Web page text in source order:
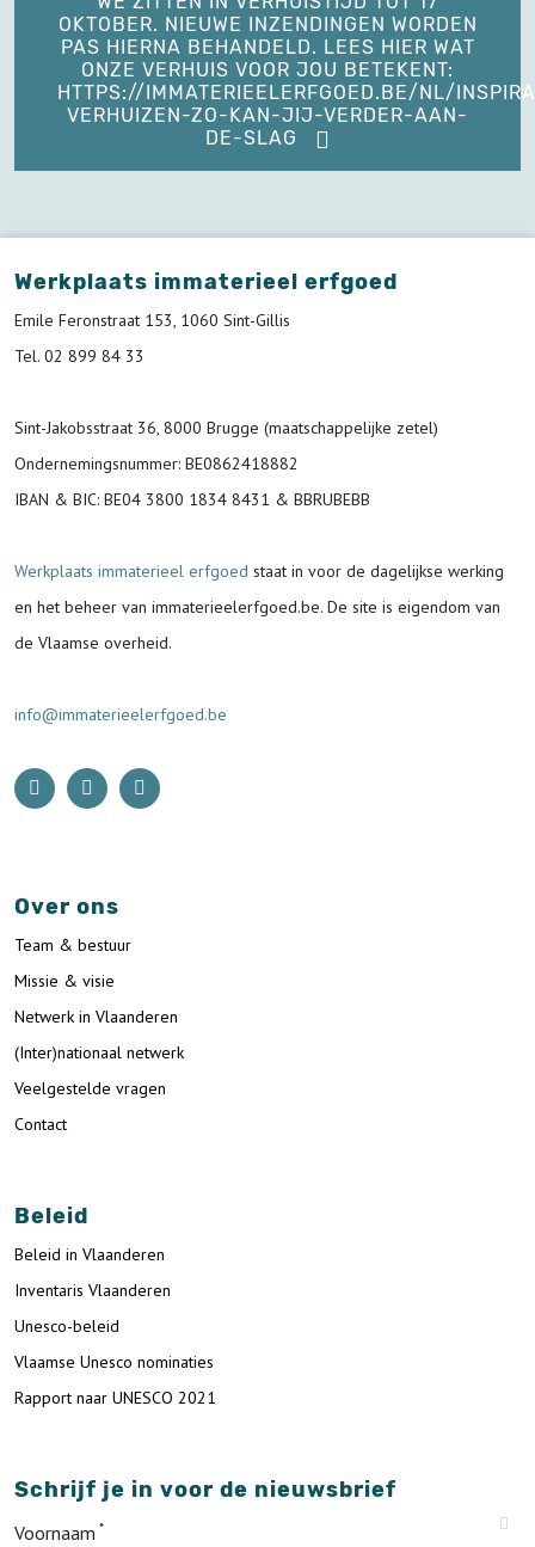
OKTOBER. NIEUWE INZENDINGEN WORDEN
PAS HIERNA BEHANDELD. LEES HIER WAT
ONZE VERHUIS VOOR JOU BETEKENT:
HTTPS://IMMATERIEELERFGOED.BE/NL/
VERHUIZEN-ZO-KAN-JIJ-VERDER-AAN-
DE-SLAG
Werkplaats immaterieel erfgoed
Emile Feronstraat 153, 1060 Sint-Gillis
Tel. 02 899 84 33
Sint-Jakobsstraat 36, 8000 Brugge (maatschappelijke zetel)
Ondernemingsnummer: BE0862418882
IBAN & BIC: BE04 3800 1834 8431 & BBRUBEBB
Werkplaats immaterieel erfgoed staat in voor de dagelijkse werking
en het beheer van immaterieelerfgoed.be. De site is eigendom van
de Vlaamse overheid.
info@immaterieelerfgoed.be
Over ons
Team & bestuur
Missie & visie
Netwerk in Vlaanderen
(Inter)nationaal netwerk
Veelgestelde vragen
Contact
Beleid
Beleid in Vlaanderen
Inventaris Vlaanderen
Unesco-beleid
Vlaamse Unesco nominaties
Rapport naar UNESCO 2021
Schrijf je in voor de nieuwsbrief
Voornaam